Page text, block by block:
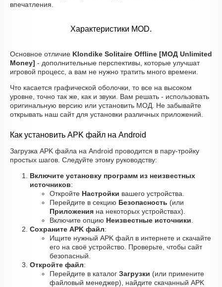
впечатления.
Характеристики MOD.
Основное отличие Klondike Solitaire Offline [МОД Unlimited
Money] - дополнительные перспективы, которые улучшат
игровой процесс, а вам не нужно тратить много времени.
Что касается графической оболочки, то все на высоком
уровне, точно так же, как и звуки. Вам решать - использовать
оригинальную версию или установить МОД. Не забывайте
открывать наш сайт для установки различных приложений.
Как установить APK файл на Android
Загрузка APK файла на Android проводится в пару-тройку
простых шагов. Следуйте этому руководству:
Включите установку программ из неизвестных
источников:
Откройте Настройки вашего устройства.
Перейдите в секцию Безопасность (или
Приложения на некоторых устройствах).
Включите опцию Неизвестные источники
Сохраните APK файл:
Ищите нужный APK файл в интернете и скачайте
его на своё устройство. Проверьте, чтобы сайт
безопасный.
Откройте файл:
Перейдите в каталог Загрузки (или примените
файловый менеджер), найдите скачанный APK